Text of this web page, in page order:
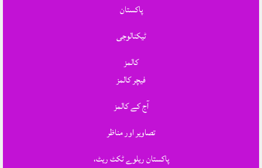
پاکستان
ٹیکنالوجی
کالمز
فیچر کالمز
آج کے کالمز
تصاویر اور مناظر
پاکستان ریلوے ٹکٹ ریٹ،